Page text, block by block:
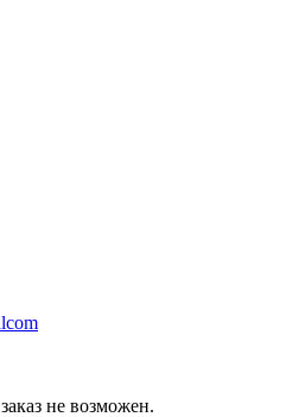
не возможен.